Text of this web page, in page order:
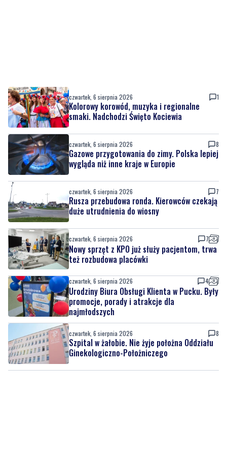
czwartek, 6 sierpnia 2026 1
Kolorowy korowód, muzyka i regionalne
smaki. Nadchodzi Święto Kociewia
czwartek, 6 sierpnia 2026 8
Gazowe przygotowania do zimy. Polska lepiej
wygląda niż inne kraje w Europie
czwartek, 6 sierpnia 2026 7
Rusza przebudowa ronda. Kierowców czekają
duże utrudnienia do wiosny
czwartek, 6 sierpnia 2026 7
Nowy sprzęt z KPO już służy pacjentom, trwa
też rozbudowa placówki
czwartek, 6 sierpnia 2026 4
Urodziny Biura Obsługi Klienta w Pucku. Były
promocje, porady i atrakcje dla
najmłodszych
czwartek, 6 sierpnia 2026 8
Szpital w żałobie. Nie żyje położna Oddziału
Ginekologiczno-Położniczego